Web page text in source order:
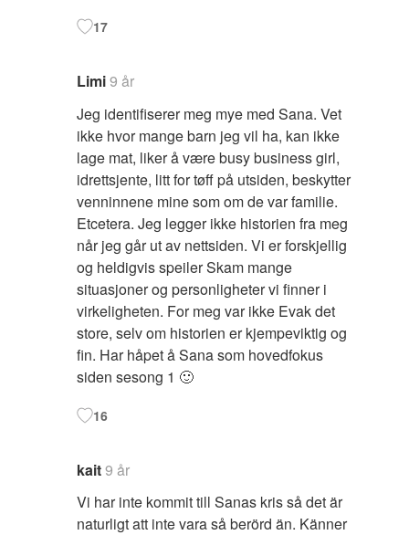
17
Limi9 år
Jeg identifiserer meg mye med Sana. Vet
ikke hvor mange barn jeg vil ha, kan ikke
lage mat, liker å være busy business girl,
idrettsjente, litt for tøff på utsiden, beskytter
venninnene mine som om de var familie.
Etcetera. Jeg legger ikke historien fra meg
når jeg går ut av nettsiden. Vi er forskjellig
og heldigvis speiler Skam mange
situasjoner og personligheter vi finner i
virkeligheten. For meg var ikke Evak det
store, selv om historien er kjempeviktig og
fin. Har håpet å Sana som hovedfokus
siden sesong 1 🙂
16
kait9 år
Vi har inte kommit till Sanas kris så det är
naturligt att inte vara så berörd än. Känner